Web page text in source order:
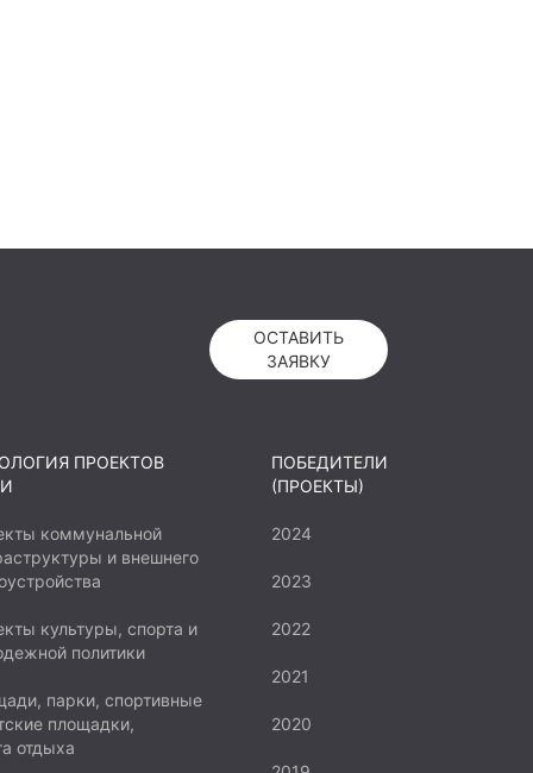
ОСТАВИТЬ
ЗАЯВКУ
ПРОЕКТОВ
коммунальной
и внешнего
культуры, спорта и
политики
парки, спортивные
площадки,
отдыха
ПОБЕДИТЕЛИ
(ПРОЕКТЫ)
2024
2023
2022
2021
2020